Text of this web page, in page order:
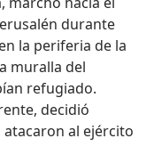
durante
la periferia de la
muralla del
refugiado.
decidió
atacaron al ejército